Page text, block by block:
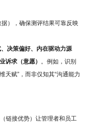
），确保测评结果可靠反映
决策偏好、内在驱动力源
诉求（意愿） 。例如，识别
天赋”，而非仅知其“沟通能力
链接优势）让管理者和员工